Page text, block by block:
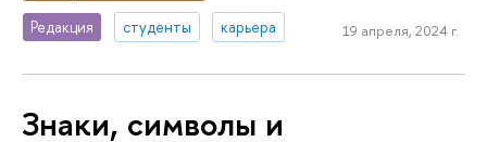
Редакция
студенты карьера 19 апреля, 2024 г.
Знаки, символы и